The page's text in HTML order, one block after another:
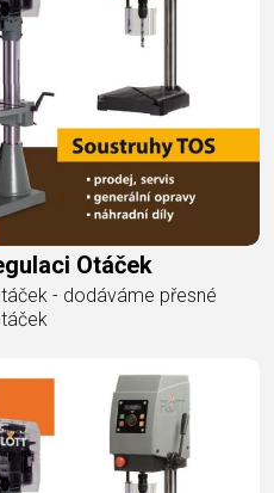
Otáček
- dodáváme přesné